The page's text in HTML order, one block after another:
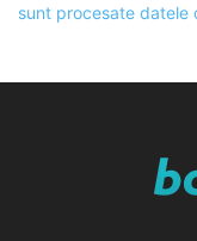
sunt procesate datele